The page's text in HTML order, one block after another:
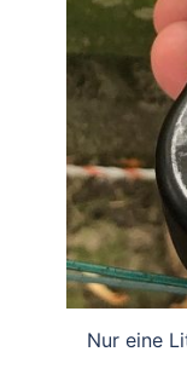
Nur eine